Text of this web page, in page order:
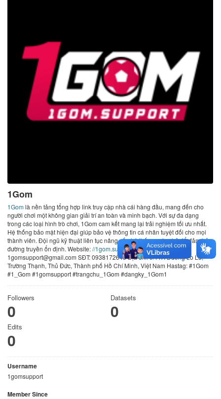
1Gom
1Gomlà nền tảng tổng hợp link truy cập nhà cái hàng đầu, mang đến cho
người chơi một không gian giải trí an toàn và minh bạch. Với sự đa dạng
trong các loại hình trò chơi, 1Gom cam kết mang lại trải nghiệm tối ưu nhất.
Hệ thống bảo mật hiện đại giúp bảo vệ thông tin cá nhân tuyệt đối cho mọi
thành viên. Đội ngũ kỹ thuật liên tục nâng cấp hệ thống máy chủ để đảm bảo
đường truyền ổn định. Website://1gom.support/Email:
1gomsupport@gmail.com SĐT: 0938172643 Địa chỉ: 9/11A Đường Lò Lu,
Trường Thạnh, Thủ Đức, Thành phố Hồ Chí Minh, Việt Nam Hastag: #1Gom
#1_Gom #1gomsupport #trangchu_1Gom #dangky_1Gom1
Followers
0
Datasets
0
Edits
0
Username
1gomsupport
Member Since